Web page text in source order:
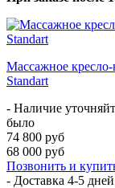
Массажное
Standart
- Наличие
было
74 800 руб
68 000 руб
Позвонить и
- Доставка 4-5 дней